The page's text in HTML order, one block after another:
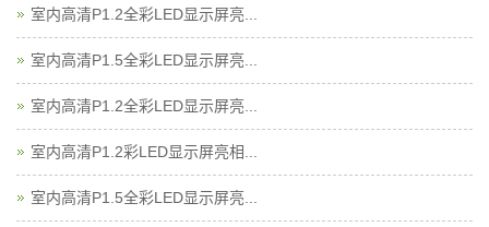
室内高清P1.2全彩LED显示屏亮...
室内高清P1.5全彩LED显示屏亮...
室内高清P1.2全彩LED显示屏亮...
室内高清P1.2彩LED显示屏亮相...
室内高清P1.5全彩LED显示屏亮...